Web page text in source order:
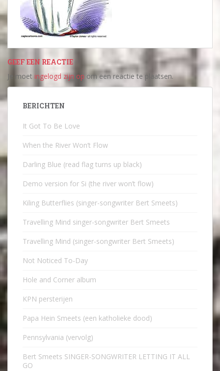
GEEF EEN REACTIE
Je moet ingelogd zijn op om een reactie te plaatsen.
BERICHTEN
It Got To Be Love
When the River Won’t Flow
Darling Blue (read flag turns up black)
Demo version for Si (the river won’t flow)
Kiling Butterflies (singer-songwriter Bert Smeets)
Travelling Mind singer-songwriter Bert Smeets
Travelling Mind (singer-songwriter Bert Smeets)
Not Noticed To-Day
Hole and Corner album
KPN persterijen
Papa Hein Smeets (een katholieke dood)
Pennsylvania (vervolg)
Bert Smeets SINGER-SONGWRITER LETTING IT ALL
GO